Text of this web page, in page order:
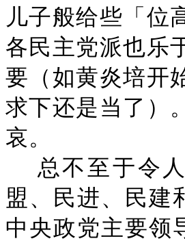
儿子般给些「位
各民主党派也乐
要（如黄炎培开
求下还是当了）
哀。
总不至于令
盟、民进、民建
中央政党主要领